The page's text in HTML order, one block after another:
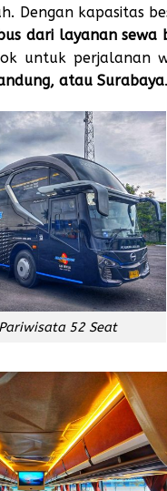
Dengan kapasitas
dari layanan sewa
untuk perjalanan
atau Surabaya.
52 Seat